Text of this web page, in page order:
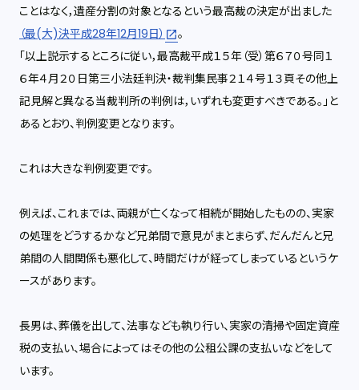
ことはなく，遺産分割の対象となるという最高裁の決定が出ました
（最(大)決平成28年12月19日）
。
「以上説示するところに従い，最高裁平成１５年（受）第６７０号同１
６年４月２０日第三小法廷判決・裁判集民事２１４号１３頁その他上
記見解と異なる当裁判所の判例は，いずれも変更すべきである。」と
あるとおり、判例変更となります。
これは大きな判例変更です。
例えば、これまでは、両親が亡くなって相続が開始したものの、実家
の処理をどうするかなど兄弟間で意見がまとまらず、だんだんと兄
弟間の人間関係も悪化して、時間だけが経ってしまっているというケ
ースがあります。
長男は、葬儀を出して、法事なども執り行い、実家の清掃や固定資産
税の支払い、場合によってはその他の公租公課の支払いなどをして
います。